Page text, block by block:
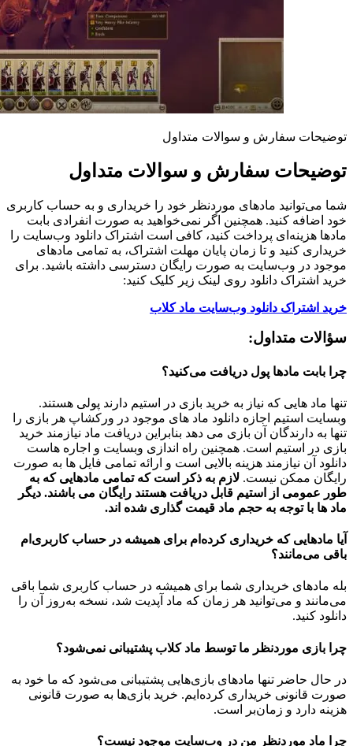
توضیحات سفارش و سوالات متداول
توضیحات سفارش و سوالات متداول
شما می‌توانید مادهای موردنظر خود را خریداری و به حساب کاربری
خود اضافه کنید. همچنین اگر نمی‌خواهید به صورت انفرادی بابت
مادها هزینه‌ای پرداخت کنید، کافی است اشتراک دانلود وب‌سایت را
خریداری کنید و تا زمان پایان مهلت اشتراک، به تمامی مادهای
موجود در وب‌سایت به صورت رایگان دسترسی داشته باشید. برای
خرید اشتراک دانلود روی لینک زیر کلیک کنید:
خرید اشتراک دانلود وب‌سایت ماد کلاب
سؤالات متداول:
چرا بابت مادها پول دریافت می‌کنید؟
تنها ماد هایی که نیاز به خرید بازی در استیم دارند پولی هستند.
وبسایت استیم اجازه دانلود ماد های موجود در ورکشاپ هر بازی را
تنها به دارندگان آن بازی می دهد بنابراین دریافت ماد نیازمند خرید
بازی در استیم است. همچنین راه اندازی وبسایت و اجاره هاست
دانلود آن نیازمند هزینه بالایی است و ارائه تمامی فایل ها به صورت
رایگان ممکن نیست. لازم به ذکر است که تمامی مادهایی که به
طور عمومی از استیم قابل دریافت هستند رایگان می باشند. دیگر
ماد ها با توجه به حجم ماد قیمت گذاری شده اند.
آیا مادهایی که خریداری کرده‌ام برای همیشه در حساب‌ کاربری‌ام
باقی می‌مانند؟
بله مادهای خریداری شما برای همیشه در حساب کاربری شما باقی
می‌مانند و می‌توانید هر زمان که ماد آپدیت شد، نسخه به‌روز آن را
دانلود کنید.
چرا بازی موردنظر ما توسط ماد کلاب پشتیبانی نمی‌شود؟
در حال حاضر تنها مادهای بازی‌هایی پشتیبانی می‌شود که ما خود به
صورت قانونی خریداری کرده‌ایم. خرید بازی‌ها به صورت قانونی
هزینه دارد و زمان‌بر است.
چرا ماد موردنظر من در وب‌سایت موجود نیست؟